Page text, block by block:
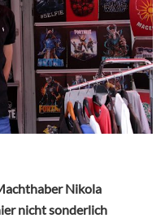
Nikola
nicht sonderlich